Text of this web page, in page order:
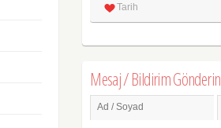
Tarih
Mesaj / Bildirim Gönderin
Ad / Soyad